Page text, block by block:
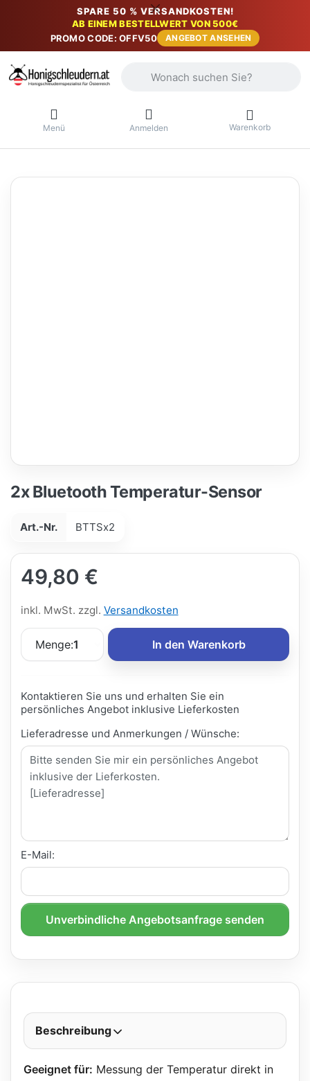
SPARE 50 % VERSANDKOSTEN!
AB EINEM BESTELLWERT VON 500€
PROMO CODE: OFFV50
ANGEBOT ANSEHEN
Menü Anmelden Warenkorb
2x Bluetooth Temperatur-Sensor
Art.-Nr. BTTSx2
49,80 €
inkl. MwSt. zzgl. Versandkosten
Menge:1 In den Warenkorb
Kontaktieren Sie uns und erhalten Sie ein
persönliches Angebot inklusive Lieferkosten
Lieferadresse und Anmerkungen / Wünsche:
E-Mail:
Unverbindliche Angebotsanfrage senden
Beschreibung
Geeignet für: Messung der Temperatur direkt in